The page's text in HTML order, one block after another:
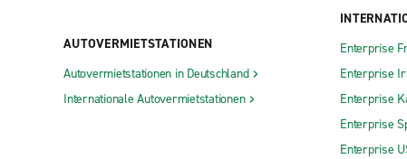
AUTOVERMIETSTATIONEN
Autovermietstationen in Deutschland
Internationale Autovermietstationen
Enterprise
Enterprise
Enterprise
Enterprise
Enterprise